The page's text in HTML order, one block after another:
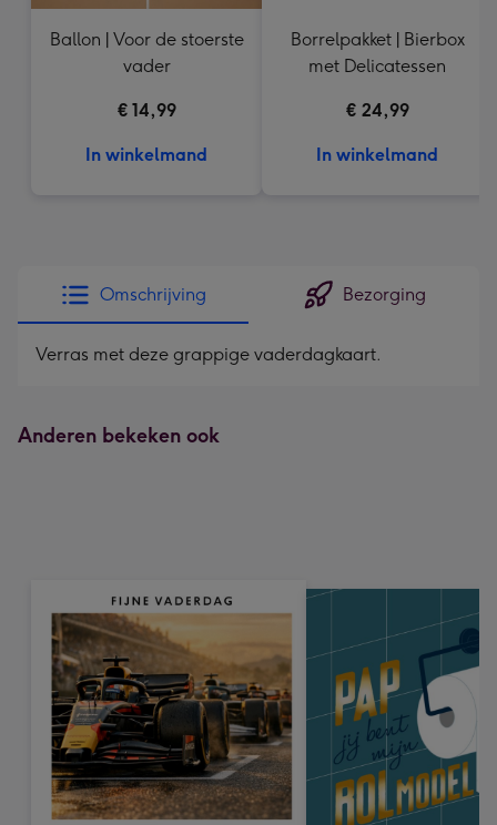
Ballon | Voor de stoerste
vader
€ 14,99
In winkelmand
Borrelpakket | Bierbox
met Delicatessen
€ 24,99
In winkelmand
Omschrijving Bezorging
Verras met deze grappige vaderdagkaart.
Anderen bekeken ook